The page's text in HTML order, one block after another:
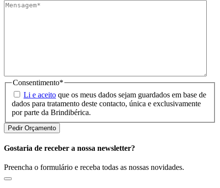
Consentimento*
Li e aceito que os meus dados sejam guardados em base de
dados para tratamento deste contacto, única e exclusivamente
por parte da Brindibérica.
Gostaria de receber a nossa newsletter?
Preencha o formulário e receba todas as nossas novidades.